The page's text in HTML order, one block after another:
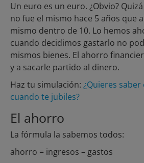
Un euro es un euro. ¿Obvio?
no fue el mismo hace 5 años que
mismo dentro de 10. Lo hemos
cuando decidimos gastarlo no
mismos bienes. El ahorro
y a sacarle partido al dinero.
Haz tu simulación: ¿Quieres
cuando te jubiles?
El ahorro
La fórmula la sabemos todos:
ahorro = ingresos – gastos